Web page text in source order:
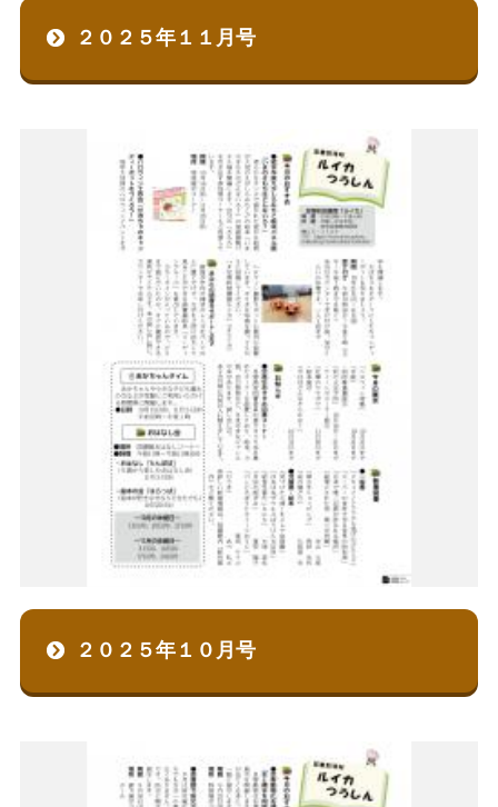
２０２５年１１月号
２０２５年１０月号